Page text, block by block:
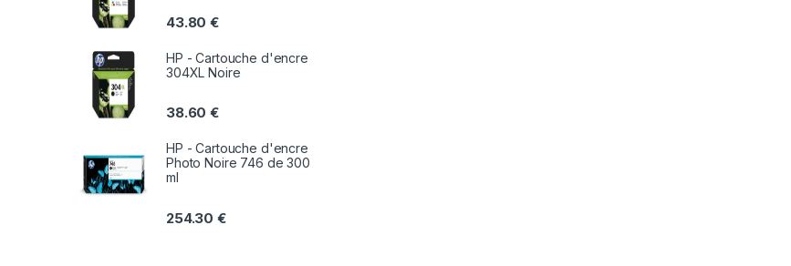
43.80€
HP - Cartouche d'encre
304XL Noire
38.60€
HP - Cartouche d'encre
Photo Noire 746 de 300
ml
254.30€